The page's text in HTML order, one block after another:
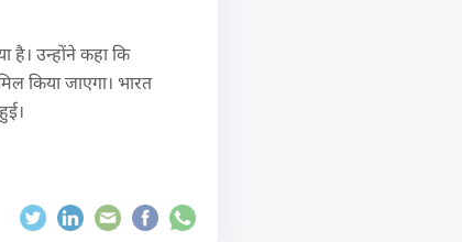
है। उन्होंने कहा कि
किया जाएगा। भारत